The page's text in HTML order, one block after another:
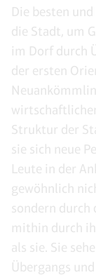
Die besten
die Stadt, um
im Dorf durch
der ersten
Struktur der
sie sich neue
Leute in der
gewöhnlich
sondern durch
mithin durch
als sie. Sie
Übergangs